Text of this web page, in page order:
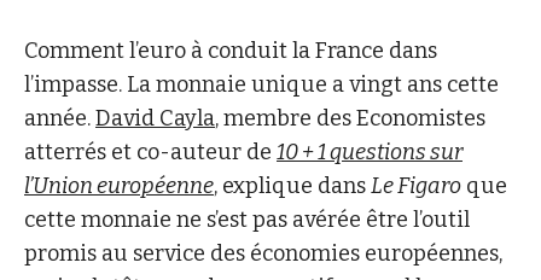
Comment l’euro à conduit la France dans
l’impasse. La monnaie unique a vingt ans cette
année.David Cayla, membre des Economistes
atterrés et co-auteur de 10 + 1 questions sur
l’Union européenne, explique dansLe Figaro que
cette monnaie ne s’est pas avérée être l’outil
promis au service des économies européennes,